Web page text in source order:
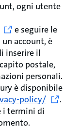
ogni utente
e seguire le
account, è
inserire il
postale,
personali.
è disponibile
policy/
.
i termini di